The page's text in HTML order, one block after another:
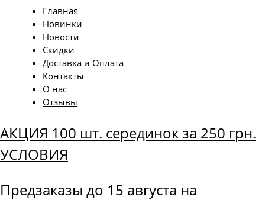
Главная
Новинки
Новости
Скидки
Доставка и Оплата
Контакты
О нас
Отзывы
АКЦИЯ 100 шт. серединок за 250 грн.
УСЛОВИЯ
Предзаказы до 15 августа на